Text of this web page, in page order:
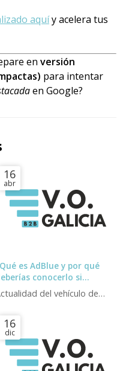
aquíy acelera tus
en versión
para intentar
en Google?
16
abr
es AdBlue y por qué
conocerlo si
con vehículos
del vehículo de
16
dic